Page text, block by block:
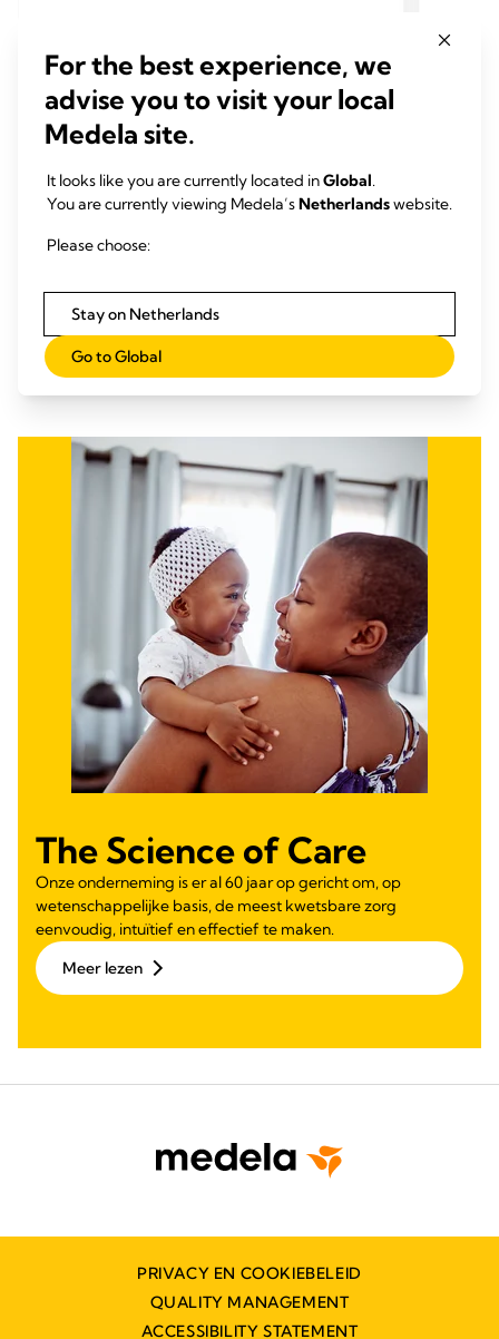
MOEDERMELKFLESJES EN -
BEWAARZAKJES
Moedermelkfles voor eenmalig
De moedermelkflessen voor eenmalig gebruik
en colostrumcontainer van Medela kunnen na
en
The Science of Care
Onze onderneming is er al 60 jaar op gericht om, op
wetenschappelijke basis, de meest kwetsbare zorg
eenvoudig, intuïtief en effectief te maken.
Meer lezen
PRIVACY EN COOKIEBELEID
QUALITY MANAGEMENT
ACCESSIBILITY STATEMENT
For the best experience, we
advise you to visit your local
Medela site.
It looks like you are currently located inGlobal.
You are currently viewing Medela’sNetherlandswebsite.
Please choose:
Stay on Netherlands
Go to Global